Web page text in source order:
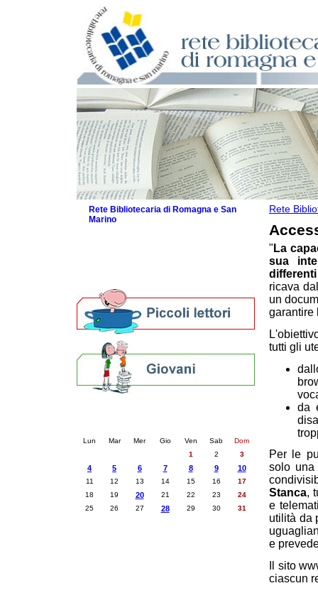
Rete
" La
sua
ricava
un
garantire
tutti gli
da
Per le
solo una
Stanca,
e
utilità da
e
Il sito
ciascun
Rete Bibliotecaria di Romagna e San
Marino
Lun Mar Mer Gio Ven Sab
Dom
1
2 3
4 5 6 7 8 9 10
11 12 13 14 15 16
17
18
19 20 21 22 23
24
25
26 27 28 29 30 31